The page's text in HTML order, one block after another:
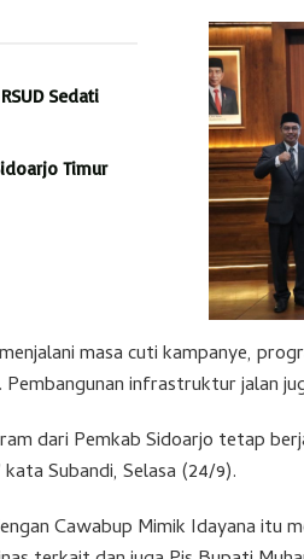
Sedati
Timur
masa cuti kampanye,
infrastruktur jalan
dari Pemkab Sidoarjo tetap
Subandi, Selasa (24/9).
Cawabup Mimik Idayana itu